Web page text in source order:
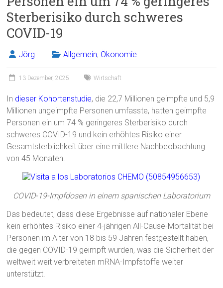
o
ok
Sterberisiko durch schweres
COVID-19
Jörg Allgemein, Ökonomie
13 Dezember, 2025 Wirtschaft
In dieser Kohortenstudie, die 22,7 Millionen geimpfte und 5,9
Millionen ungeimpfte Personen umfasste, hatten geimpfte
Personen ein um 74 % geringeres Sterberisiko durch
schweres COVID-19 und kein erhöhtes Risiko einer
Gesamtsterblichkeit über eine mittlere Nachbeobachtung
von 45 Monaten.
COVID-19-Impfdosen in einem spanischen Laboratorium
Das bedeutet, dass diese Ergebnisse auf nationaler Ebene
kein erhöhtes Risiko einer 4-jährigen All-Cause-Mortalität bei
Personen im Alter von 18 bis 59 Jahren festgestellt haben,
die gegen COVID-19 geimpft wurden, was die Sicherheit der
weltweit weit verbreiteten mRNA-Impfstoffe weiter
unterstützt.